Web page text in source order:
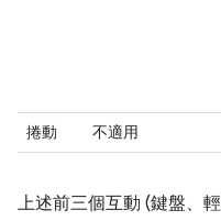
捲動 不適用
上述前三個互動 (鍵盤、